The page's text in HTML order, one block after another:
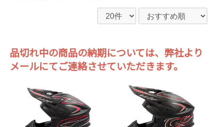
品切れ中の商品の納期については、弊社より
メールにてご連絡させていただきます。